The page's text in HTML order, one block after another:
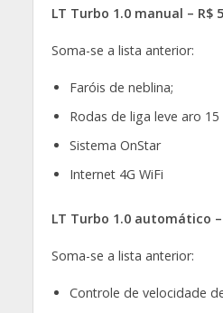
LT Turbo 1.0 manual – R$
Soma-se a lista anterior:
Faróis de neblina;
Rodas de liga leve aro
Sistema OnStar
Internet 4G WiFi
LT Turbo 1.0 automático –
Soma-se a lista anterior:
Controle de velocidade